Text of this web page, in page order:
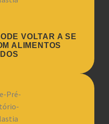
VOLTAR A SE
ALIMENTOS